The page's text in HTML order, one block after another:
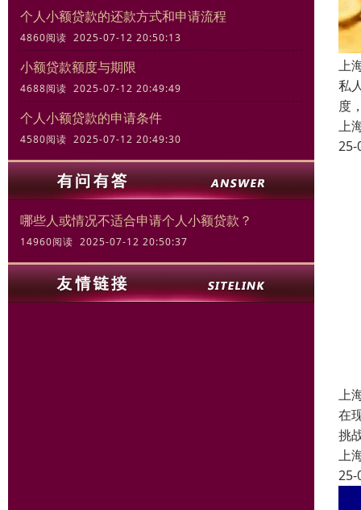
个人小额贷款的还款方式和申请流程
4860阅读 2025-07-12 20:50:13
小额贷款额度与期限
4688阅读 2025-07-12 20:49:49
个人小额贷款的申请条件
4580阅读 2025-07-12 20:49:30
哪些人或情况不适合申请个人小额贷款？
14960阅读 2025-07-12 20:50:37
上
私
度
上
25-
上
在
挑
上
25-